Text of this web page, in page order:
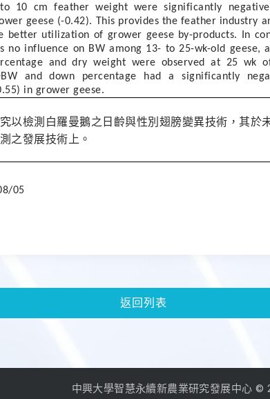
10 cm feather weight were significantly
geese (-0.42). This provides the feather industry
better utilization of grower geese by-products. In
no influence on BW among 13- to 25-wk-old geese,
and dry weight were observed at 25 wk
and down percentage had a significantly
in grower geese.
以檢測白羅曼鵝之日齡與性別翅膀變異技術，其於
之發展技術上。
05
返回列表
中興大學智慧永續新農業研究發展中心 ©